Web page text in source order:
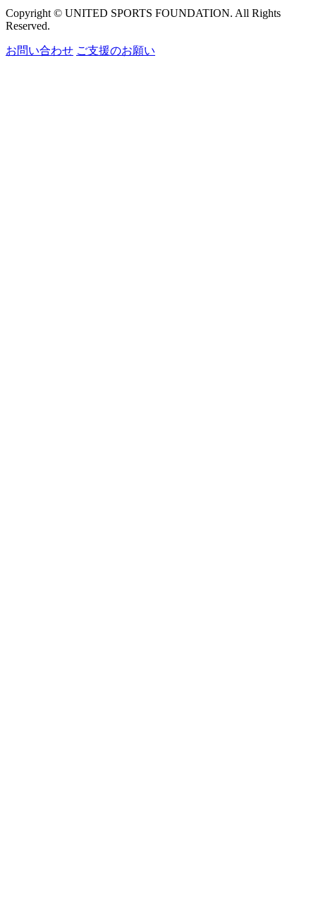
Copyright © UNITED SPORTS FOUNDATION. All Rights
Reserved.
お問い合わせ ご支援のお願い